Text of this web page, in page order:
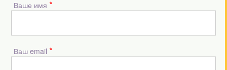
Ваше имя *
Ваш email *